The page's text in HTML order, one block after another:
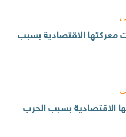
معركتها الاقتصادية بسبب
الاقتصادية بسبب الحرب